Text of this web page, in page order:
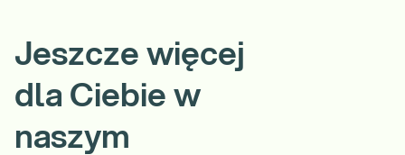
Jeszcze więcej
dla Ciebie w
naszym